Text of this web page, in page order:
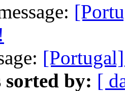
sorted by: [